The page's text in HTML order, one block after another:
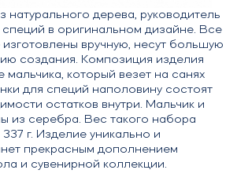
натурального дерева, руководитель
в оригинальном дизайне. Все
вручную, несут большую
создания. Композиция изделия
который везет на санях
для специй наполовину состоят
остатков внутри. Мальчик и
из серебра. Вес такого набора
г. Изделие уникально и
прекрасным дополнением
и сувенирной коллекции.